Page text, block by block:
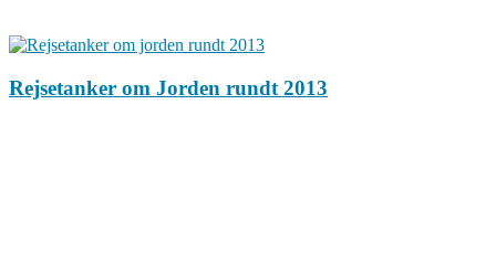
Rejsetanker om Jorden rundt 2013